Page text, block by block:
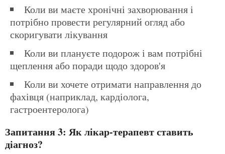
Коли ви маєте хронічні захворювання і
потрібно провести регулярний огляд або
скоригувати лікування
Коли ви плануєте подорож і вам потрібні
щеплення або поради щодо здоров'я
Коли ви хочете отримати направлення до
фахівця (наприклад, кардіолога,
гастроентеролога)
Запитання 3: Як лікар-терапевт ставить
діагноз?